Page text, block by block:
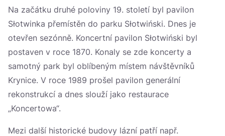
Na začátku druhé poloviny 19. století byl pavilon
Słotwinka přemístěn do parku Słotwiński. Dnes je
otevřen sezónně. Koncertní pavilon Słotwiński byl
postaven v roce 1870. Konaly se zde koncerty a
samotný park byl oblíbeným místem návštěvníků
Krynice. V roce 1989 prošel pavilon generální
rekonstrukcí a dnes slouží jako restaurace
„Koncertowa“.
Mezi další historické budovy lázní patří např.